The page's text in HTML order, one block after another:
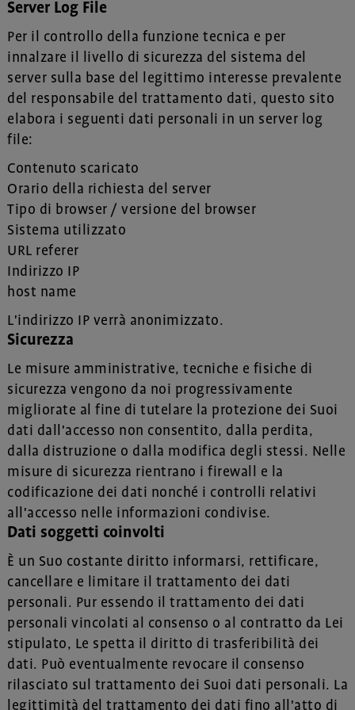
Server Log File
Per il controllo della funzione tecnica e per
innalzare il livello di sicurezza del sistema del
server sulla base del legittimo interesse prevalente
del responsabile del trattamento dati, questo sito
elabora i seguenti dati personali in un server log
file:
Contenuto scaricato
Orario della richiesta del server
Tipo di browser / versione del browser
Sistema utilizzato
URL referer
Indirizzo IP
host name
L'indirizzo IP verrà anonimizzato.
Sicurezza
Le misure amministrative, tecniche e fisiche di
sicurezza vengono da noi progressivamente
migliorate al fine di tutelare la protezione dei Suoi
dati dall'accesso non consentito, dalla perdita,
dalla distruzione o dalla modifica degli stessi. Nelle
misure di sicurezza rientrano i firewall e la
codificazione dei dati nonché i controlli relativi
all'accesso nelle informazioni condivise.
Dati soggetti coinvolti
È un Suo costante diritto informarsi, rettificare,
cancellare e limitare il trattamento dei dati
personali. Pur essendo il trattamento dei dati
personali vincolati al consenso o al contratto da Lei
stipulato, Le spetta il diritto di trasferibilità dei
dati. Può eventualmente revocare il consenso
rilasciato sul trattamento dei Suoi dati personali. La
legittimità del trattamento dei dati fino all'atto di